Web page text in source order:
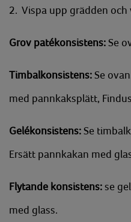
2. Vispa upp grädden
Grov patékonsistens: Se
Timbalkonsistens: Se
med pannkaksplätt,
Gelékonsistens: Se
Ersätt pannkakan med
Flytande konsistens: se
med glass.